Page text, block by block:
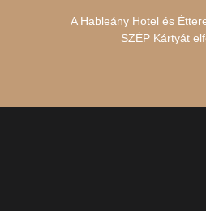
A Hableány Hotel és
SZÉP Kártyát